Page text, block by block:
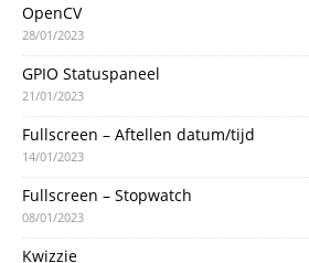
OpenCV
28/01/2023
GPIO Statuspaneel
21/01/2023
Fullscreen – Aftellen datum/tijd
14/01/2023
Fullscreen – Stopwatch
08/01/2023
Kwizzie